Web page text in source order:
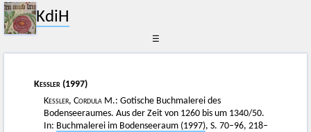
KdiH
☰
Kessler (1997)
Kessler, Cordula M.: Gotische Buchmalerei des
Bodenseeraumes. Aus der Zeit von 1260 bis um 1340/50.
In: Buchmalerei im Bodenseeraum (1997), S. 70–96, 218–